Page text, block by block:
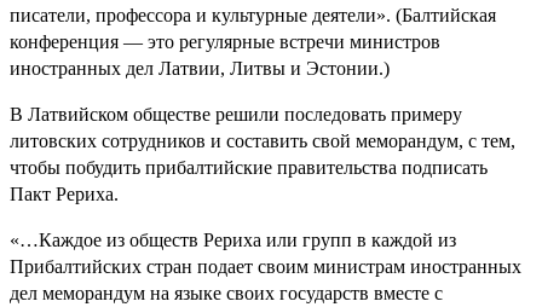
писатели, профессора и культурные деятели». (Балтийская
конференция — это регулярные встречи министров
иностранных дел Латвии, Литвы и Эстонии.)
В Латвийском обществе решили последовать примеру
литовских сотрудников и составить свой меморандум, с тем,
чтобы побудить прибалтийские правительства подписать
Пакт Рериха.
«…Каждое из обществ Рериха или групп в каждой из
Прибалтийских стран подает своим министрам иностранных
дел меморандум на языке своих государств вместе с